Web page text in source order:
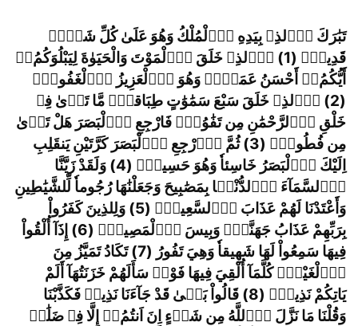
تَبَٰرَكَ اَلذِے بِيَدِهِ اِلْمُلْكُ وَهُوَ عَلَىٰ كُلِّ شَےْءٖ
قَدِيرٌ (1) اِ لذِے خَلَقَ اَلْمَوْتَ وَالْحَيَوٰةَ لِيَبْلُوَكُمُۥ
أَيُّكُمُۥ ٓ أَحْسَنُ عَمَلاٗ وَهُوَ اَلْعَزِيزُ اُلْغَفُورُ
(2) اُ
لذِے خَلَقَ سَبْعَ سَمَٰوَٰتٍ طِبَاقاٗ مَّا تَرىٰ فِے
خَلْقِ اِلرَّحْمَٰنِ مِن تَفَٰوُتٖ فَارْجِعِ اِلْبَصَرَ هَلْ تَرىٰ
مِن فُطُورٖ (3) ثُمَّ اَ رْجِعِ اِلْبَصَرَ كَرَّتَيْنِ يَنقَلِبِ
اِلَيْكَ اَلْبَصَرُ خَاسِئاٗ وَهُوَ حَسِيرٞ
(4) وَلَقَدْ زَيَّنَّا
اَلسَّمَآءَ اَلدُّنْيا بِمَصَٰبِيحَ وَجَعَلْنَٰهَا رُجُوماٗ لِّلشَّيَٰطِينِ
وَأَعْتَدْنَا لَهُمْ عَذَابَ اَلسَّعِيرِ
(5) وَلِلذِينَ كَفَرُواْ
بِرَبِّهِمْ عَذَابُ جَهَنَّمَ وَبِيسَ اَلْمَصِيرُ
(6) إِذَآ أُلْقُواْ
فِيهَا سَمِعُواْ لَهَا شَهِيقاٗ وَهِيَ تَفُورُ (7) تَكَادُ تَمَيَّزُ مِنَ
اَلْغَيْظِكُلَّمَآ أُلْقِيَ فِيهَا فَوْجٞ سَأَلَهُمْ خَزَنَتُهَآ أَلَمْ
يَاتِكُمْ نَذِيرٞ (8) قَالُواْ بَل
ىٰ قَدْ جَآءَنَا نَذِيرٞ فَكَذَّبْنَا
وَقُلْنَا مَا نَزَّلَ اَللَّهُ مِن شَےْءٍ اِنَ اَنتُمُۥ ٓ إِلَّا فِے ضَلَٰلٖ